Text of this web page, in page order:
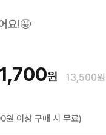
요!🤩
원 13,500원
이상 구매 시 무료)